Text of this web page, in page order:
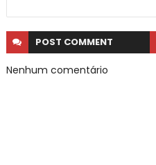
POST COMMENT
Nenhum comentário